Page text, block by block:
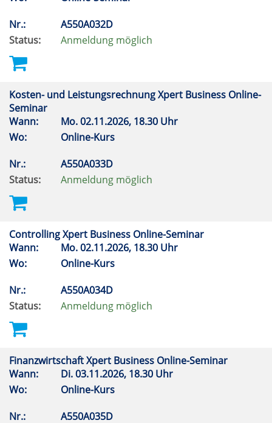
Nr.:
A550A032D
Status:
Anmeldung möglich
Kosten- und Leistungsrechnung Xpert Business Online-
Seminar
Wann:
Mo.02.11.2026, 18.30 Uhr
Wo:
Online-Kurs
Nr.:
A550A033D
Status:
Anmeldung möglich
Controlling Xpert Business Online-Seminar
Wann:
Mo.02.11.2026, 18.30 Uhr
Wo:
Online-Kurs
Nr.:
A550A034D
Status:
Anmeldung möglich
Finanzwirtschaft Xpert Business Online-Seminar
Wann:
Di.03.11.2026, 18.30 Uhr
Wo:
Online-Kurs
Nr.:
A550A035D